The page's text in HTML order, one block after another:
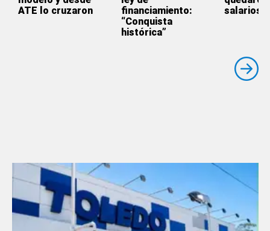
ATE lo cruzaron
financiamiento:
“Conquista
histórica”
salarios